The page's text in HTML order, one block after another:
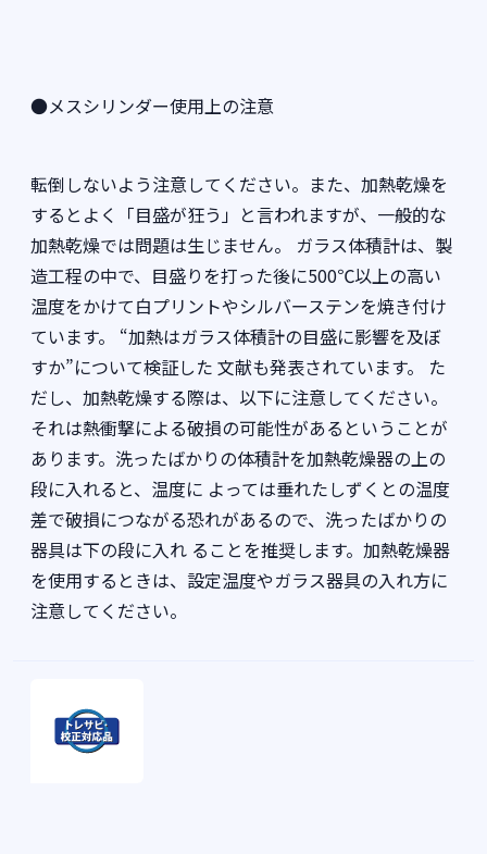
●メスシリンダー使用上の注意
転倒しないよう注意してください。また、加熱乾燥を
するとよく「目盛が狂う」と言われますが、一般的な
加熱乾燥では問題は生じません。 ガラス体積計は、製
造工程の中で、目盛りを打った後に500℃以上の高い
温度をかけて白プリントやシルバーステンを焼き付け
ています。 “加熱はガラス体積計の目盛に影響を及ぼ
すか”について検証した 文献も発表されています。 た
だし、加熱乾燥する際は、以下に注意してください。
それは熱衝撃による破損の可能性があるということが
あります。洗ったばかりの体積計を加熱乾燥器の上の
段に入れると、温度に よっては垂れたしずくとの温度
差で破損につながる恐れがあるので、洗ったばかりの
器具は下の段に入れ ることを推奨します。加熱乾燥器
を使用するときは、設定温度やガラス器具の入れ方に
注意してください。